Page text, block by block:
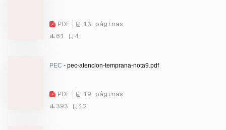
PDF
13 páginas
61
4
PEC - pec-atencion-temprana-nota9.pdf
PDF
19 páginas
393
12